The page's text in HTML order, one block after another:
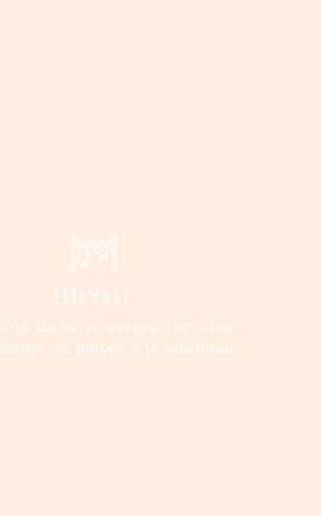
ESSAYAGE
de venir essayer, toucher
les pièces à la boutique.